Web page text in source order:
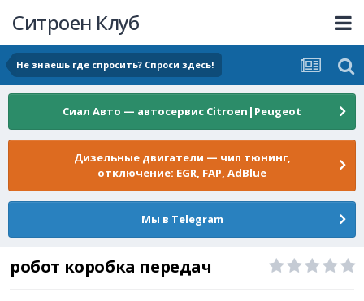
Ситроен Клуб
Не знаешь где спросить? Спроси здесь!
Сиал Авто — автосервис Citroen|Peugeot
Дизельные двигатели — чип тюнинг,
отключение: EGR, FAP, AdBlue
Мы в Telegram
робот коробка передач